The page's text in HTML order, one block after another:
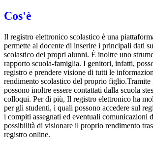
Cos'è
Il registro elettronico scolastico è una
permette al docente di inserire i principali dati
scolastico dei propri alunni. È inoltre uno
rapporto scuola-famiglia. I genitori, infatti,
registro e prendere visione di tutti le
rendimento scolastico del proprio
possono inoltre essere contattati dalla scuola
colloqui. Per di più, Il registro elettronico ha
per gli studenti, i quali possono accedere sul
i compiti assegnati ed eventuali comunicazioni
possibilità di visionare il proprio rendimento
registro online.